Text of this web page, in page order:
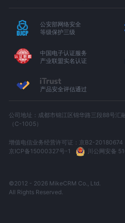
公安部网络安全
等级保护三级
中国电子认证服务
产业联盟实名认证
产品安全评估通过
公司地址：成都市锦江区锦华路三段88号汇
（C-1005）
增值电信业务经营许可证：京B2-20180674
京ICP备15000327号-1
川公网安备
©2012 - 2026 MikeCRM Co., Ltd.
All Rights Reserved.